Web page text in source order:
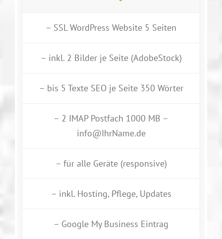
– SSL WordPress Website 5 Seiten
– inkl. 2 Bilder je Seite (AdobeStock)
– bis 5 Texte SEO je Seite 350 Wörter
– 2 IMAP Postfach 1000 MB –
info@IhrName.de
– für alle Geräte (responsive)
– inkl. Hosting, Pflege, Updates
– Google My Business Eintrag